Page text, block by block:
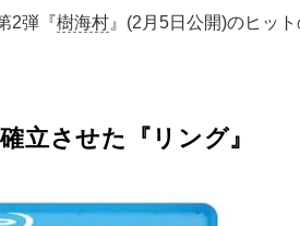
2弾『樹海村 』(2月5日公開)のヒッ
立させた『リング』